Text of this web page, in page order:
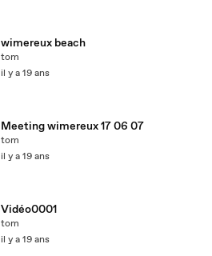
wimereux beach
tom
il y a 19 ans
Meeting wimereux 17 06 07
tom
il y a 19 ans
Vidéo0001
tom
il y a 19 ans